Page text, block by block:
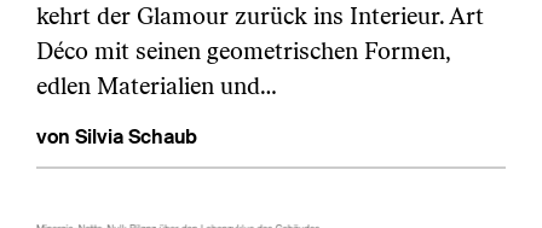
kehrt der Glamour zurück ins Interieur. Art
Déco mit seinen geometrischen Formen,
edlen Materialien und…
von Silvia Schaub